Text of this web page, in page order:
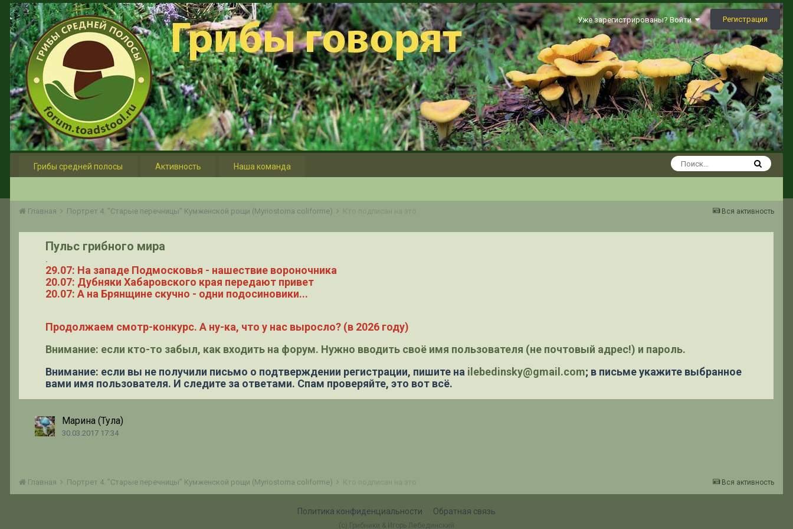
Уже зарегистрированы? Войти Регистрация
Грибы средней полосы Активность Наша команда
Вся активность
Главная Портрет 4. "Старые перечницы" Кумженской рощи (Myriostoma coliforme) Кто подписан на это
Пульс грибного мира
.
29.07: На западе Подмосковья - нашествие вороночника
20.07: Дубняки Хабаровского края передают привет
20.07: А на Брянщине скучно - одни подосиновики...
Продолжаем смотр-конкурс. А ну-ка, что у нас выросло? (в 2026 году)
Внимание: если кто-то забыл, как входить на форум. Нужно вводить своё имя пользователя (не почтовый адрес!) и пароль.
Внимание: если вы не получили письмо о подтверждении регистрации, пишите на ilebedinsky@gmail.com; в письме укажите выбранное
вами имя пользователя. И следите за ответами. Спам проверяйте, это вот всё.
Марина (Тула)
30.03.2017 17:34
Вся активность
Главная Портрет 4. "Старые перечницы" Кумженской рощи (Myriostoma coliforme) Кто подписан на это
Политика конфиденциальности Обратная связь
(c) Грибники & Игорь Лебединский